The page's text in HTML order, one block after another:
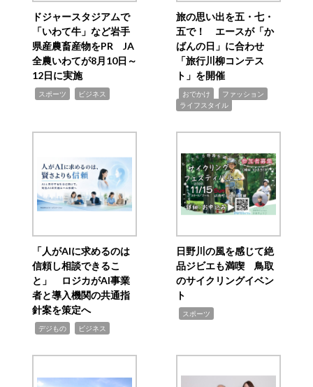
ドジャースタジアムで
「いわて牛」など岩手
県産農畜産物をPR JA
全農いわてが8月10日～
12日に実施
スポーツ ビジネス
旅の思い出を五・七・
五で！ エースが「か
ばんの日」に合わせ
「旅行川柳コンテス
ト」を開催
おでかけ ファッション
ライフスタイル
「人がAIに求めるのは
信頼し相談できるこ
と」 ロジカがAI事業
者と導入機関の共通指
針案を策定へ
デジもの ビジネス
日野川の風を感じて絶
品ジビエも満喫 鳥取
のサイクリングイベン
ト
スポーツ